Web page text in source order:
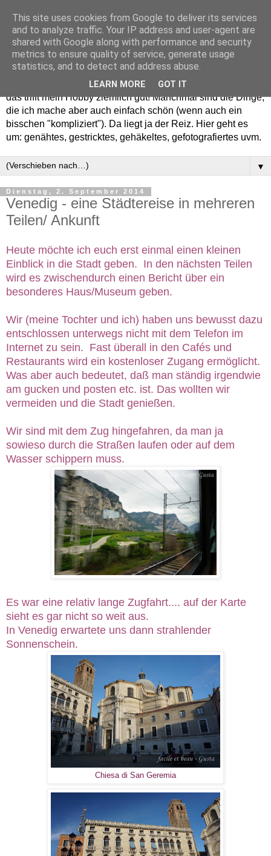
Willkommen in meinem "Wohnzimmer". Einfach und schön -
das trifft mein Hobby ziemlich gut! Manchmal sind die Dinge,
die ich mache aber auch einfach schön (wenn auch ein
bisschen "kompliziert"). Da liegt ja der Reiz. Hier geht es
um: genähtes, gestricktes, gehäkeltes, gefotografiertes uvm.
▼
Dienstag, 2. September 2014
Venedig - eine Städtereise in mehreren
Teilen/ Ankunft
Heute möchte ich euch erst einmal einen kleinen
Einblick in die Stadt geben. In den nächsten Teilen
wird es zwischendurch einen Bericht über ein
besonderes Haus/Museum geben.
Wir (meine Tochter und ich) haben uns bewusst dazu
entschlossen unterwegs nicht mit dem Telefon im
Internet zu sein. Fast überall in den Cafés und
Restaurants wird ein kostenloser Zugang ermöglicht.
Was aber auch bedeutet, daß man ständig irgendwie
am gucken und posten etc. ist. Das wollten wir
vermeiden und die Stadt genießen.
Wir sind mit dem Zug hingefahren, da man ja
sowieso durch die Straßen laufen oder auf dem
Wasser schippern muss.
Es war eine relativ lange Zugfahrt.... auf der Karte
sieht es gar nicht so weit aus.
In Venedig erwartete uns dann strahlender
Sonnenschein.
Chiesa di San Geremia
This site uses cookies from Google to deliver its services
and to analyze traffic. Your IP address and user-agent are
shared with Google along with performance and security
metrics to ensure quality of service, generate usage
statistics, and to detect and address abuse.
LEARN MORE GOT IT